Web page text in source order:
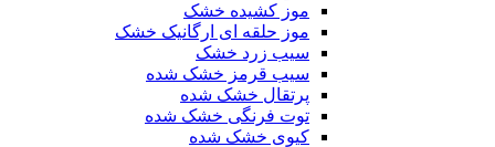
موز کشیده خشک
موز حلقه ای ارگانیک خشک
سیب زرد خشک
سیب قرمز خشک شده
پرتقال خشک شده
توت فرنگی خشک شده
کیوی خشک شده